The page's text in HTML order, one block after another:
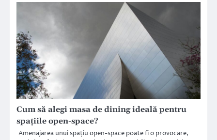
Cum să alegi masa de dining ideală pentru
spațiile open-space?
Amenajarea unui spațiu open-space poate fi o provocare,